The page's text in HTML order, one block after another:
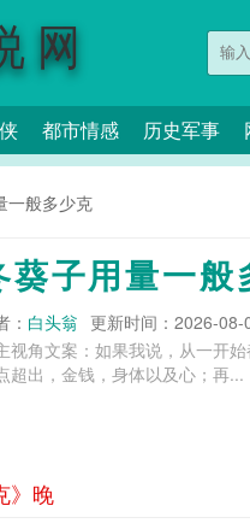
网
都市情感 历史军事
一般多少克
葵子用量一般
： 白头翁 更新时间：2026-08-
视角文案：如果我说，从一开
超出，金钱，身体以及心；再...
》晚